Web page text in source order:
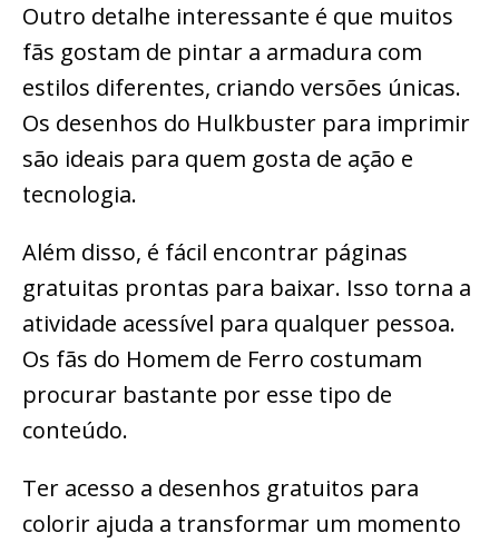
Outro detalhe interessante é que muitos
fãs gostam de pintar a armadura com
estilos diferentes, criando versões únicas.
Os desenhos do Hulkbuster para imprimir
são ideais para quem gosta de ação e
tecnologia.
Além disso, é fácil encontrar páginas
gratuitas prontas para baixar. Isso torna a
atividade acessível para qualquer pessoa.
Os fãs do Homem de Ferro costumam
procurar bastante por esse tipo de
conteúdo.
Ter acesso a desenhos gratuitos para
colorir ajuda a transformar um momento